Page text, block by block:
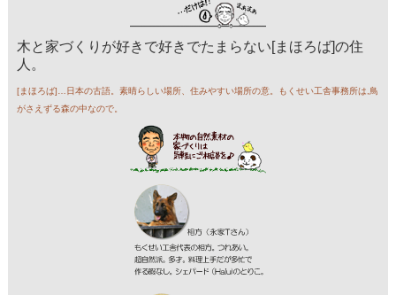
木と家づくりが好きで好きでたまらない[まほろば]の住
人。
[まほろば]…日本の古語。素晴らしい場所、住みやすい場所の意。もくせい工舎事務所は,鳥
がさえずる森の中なので。